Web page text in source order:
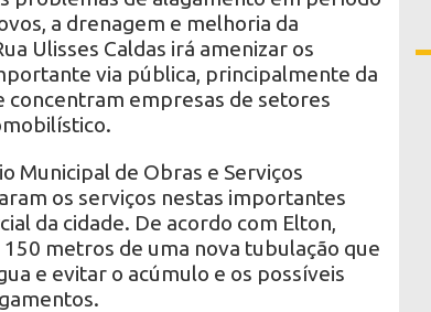
a drenagem e melhoria da
Ulisses Caldas irá amenizar os
via pública, principalmente da
concentram empresas de setores
Municipal de Obras e Serviços
os serviços nestas importantes
da cidade. De acordo com Elton,
metros de uma nova tubulação que
e evitar o acúmulo e os possíveis